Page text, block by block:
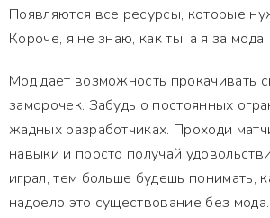
Появляются все ресурсы, которые
Короче, я не знаю, как ты, а я за мода!
Мод дает возможность прокачивать
заморочек. Забудь о постоянных
жадных разработчиках. Проходи
навыки и просто получай
играл, тем больше будешь понимать,
надоело это существование без мода.